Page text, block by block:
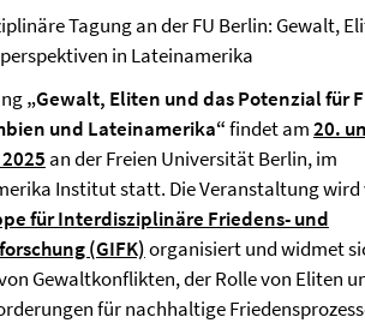
Tagung an der FU Berlin: Gewalt,
in Lateinamerika
„Gewalt, Eliten und das Potenzial für
und Lateinamerika“findet am20.
an der Freien Universität Berlin, im
Institut statt. Die Veranstaltung wird
für Interdisziplinäre Friedens- und
(GIFK)organisiert und widmet
Gewaltkonflikten, der Rolle von Eliten
für nachhaltige